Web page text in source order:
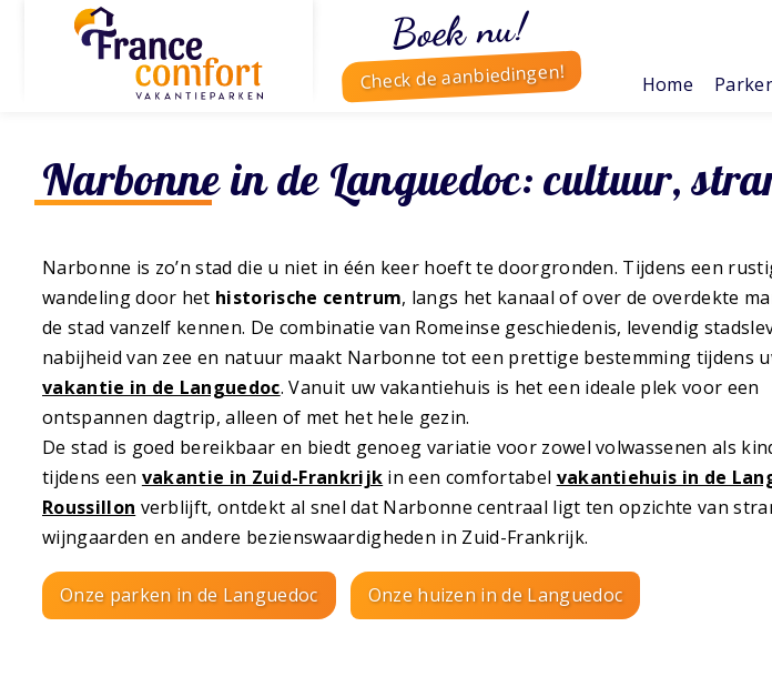
Boek nu!
Check de aanbiedingen! Home
Narbonne in de Languedoc: cultuur,
Narbonne is zo’n stad die u niet in één keer hoeft te doorgronden. Tijdens een
wandeling door het historische centrum, langs het kanaal of over de overdekte
de stad vanzelf kennen. De combinatie van Romeinse geschiedenis, levendig
nabijheid van zee en natuur maakt Narbonne tot een prettige bestemming tijdens
vakantie in de Languedoc. Vanuit uw vakantiehuis is het een ideale plek voor een
ontspannen dagtrip, alleen of met het hele gezin.
De stad is goed bereikbaar en biedt genoeg variatie voor zowel volwassenen als
tijdens een vakantie in Zuid-Frankrijk in een comfortabel vakantiehuis in de
Roussillon verblijft, ontdekt al snel dat Narbonne centraal ligt ten opzichte van
wijngaarden en andere bezienswaardigheden in Zuid-Frankrijk.
Onze parken in de Languedoc Onze huizen in de Languedoc